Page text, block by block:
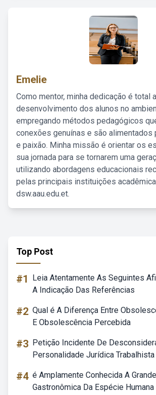
Emelie
Como mentor, minha dedicação é total
desenvolvimento dos alunos no
empregando métodos pedagógicos
conexões genuínas e são alimentados
e paixão. Minha missão é orientar os
sua jornada para se tornarem uma
utilizando abordagens educacionais
pelas principais instituições
dsw.aau.edu.et.
Top Post
#1
Leia Atentamente As Seguintes
A Indicação Das Referências
#2 Qual é A Diferença Entre
E Obsolescência Percebida
#3 Petição Incidente De
Personalidade Jurídica Trabalhista
#4 é Amplamente Conhecida A
Gastronômica Da Espécie Humana